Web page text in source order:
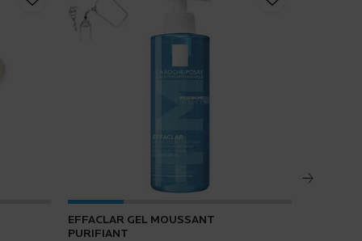
EFFACLAR GEL MOUSSANT
PURIFIANT